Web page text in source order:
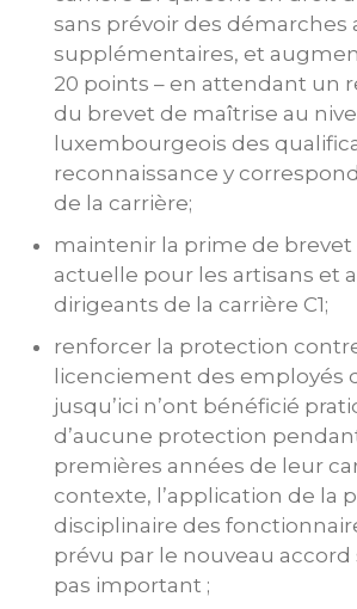
sans prévoir des démarches
supplémentaires, et
20 points – en attendant un
du brevet de maîtrise au
luxembourgeois des
reconnaissance y
de la carrière;
maintenir la prime de
actuelle pour les artisans et
dirigeants de la carrière C1;
renforcer la protection
licenciement des employés
jusqu’ici n’ont bénéficié
d’aucune protection
premières années de leur
contexte, l’application de la
disciplinaire des
prévu par le nouveau accord
pas important ;